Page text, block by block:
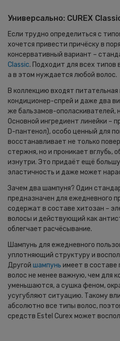
Универсально: CUREX
Если трудно определиться с
хочется привести причёску в
консервативный вариант –
Classic. Подходит для всех типов
а в этом нуждается любой волос.
В коллекцию входят
кондиционер-спрей и даже два
же бальзамов-ополаскивателей,
Основной ингредиент линейки –
D-пантенол), особо ценный для
восстанавливает не только
стержня, но и проникает вглубь,
изнутри. Это придаёт ещё
эластичность и даже может
Зачем два шампуня? Один
предназначен для ежедневного
содержат в составе хитозан –
волосы и действующий как
облегчает расчёсывание.
Шампунь для ежедневного
уплотняющий структуру и
Другой шампунь имеет в составе
волос не менее важную, чем для
уменьшаются, а сушка феном,
усугубляют ситуацию. Такому
абсолютно все типы волос,
средств Estel Curex может